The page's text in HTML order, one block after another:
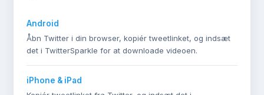
Android
Åbn Twitter i din browser, kopiér tweetlinket, og indsæt
det i TwitterSparkle for at downloade videoen.
iPhone & iPad